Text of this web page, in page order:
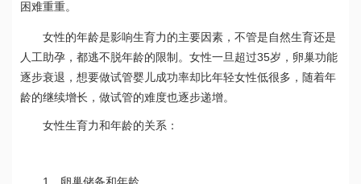
困难重重。
女性的年龄是影响生育力的主要因素，不管是自然生育还是
人工助孕，都逃不脱年龄的限制。女性一旦超过35岁，卵巢功能
逐步衰退，想要做试管婴儿成功率却比年轻女性低很多，随着年
龄的继续增长，做试管的难度也逐步递增。
女性生育力和年龄的关系：